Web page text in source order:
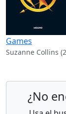
Games
Suzanne Collins
¿No